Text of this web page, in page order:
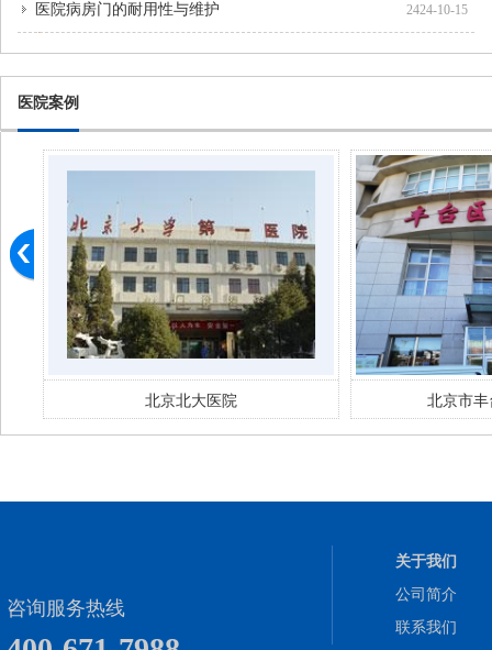
医院病房门的耐用性与维护 2424-10-15
医院案例
北京市丰台妇幼 医院 北京
咨询服务热线
关于我们
公司简介
联系我们